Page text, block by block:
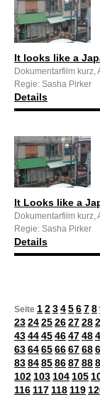
It looks like a
Dokumentarfilm kurz,
Regie: Sasha Pirker
Details
It Looks like a
Dokumentarfilm kurz,
Regie: Sasha Pirker
Details
Seite 12345678
232425262728
434445464748
636465666768
838485868788
102 103 104 105
116 117 118 119